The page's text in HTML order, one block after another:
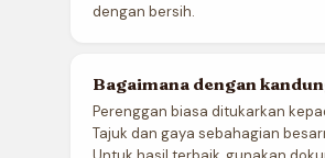
dengan bersih.
Bagaimana dengan
Perenggan biasa ditukarkan
Tajuk dan gaya sebahagian